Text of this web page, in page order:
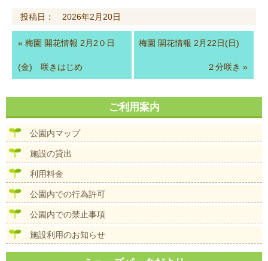
投稿日： 2026年2月20日
« 梅園 開花情報 2月2０日
(金) 咲きはじめ
梅園 開花情報 2月22日(日)
２分咲き »
ご利用案内
公園内マップ
施設の貸出
利用料金
公園内での行為許可
公園内での禁止事項
施設利用のお知らせ